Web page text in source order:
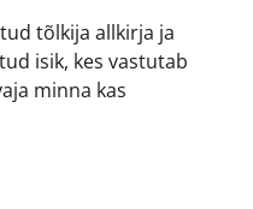
tõlkija allkirja ja
isik, kes vastutab
minna kas